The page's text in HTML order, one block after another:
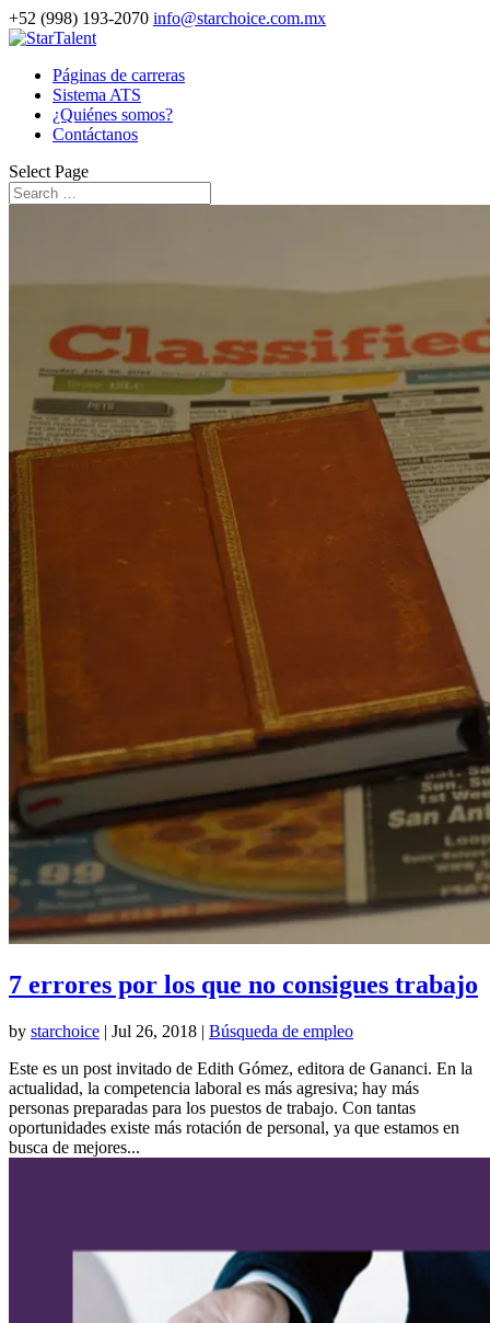
+52 (998) 193-2070 info@starchoice.com.mx
Páginas de carreras
Sistema ATS
¿Quiénes somos?
Contáctanos
Select Page
7 errores por los que no consigues trabajo
by starchoice | Jul 26, 2018 | Búsqueda de empleo
Este es un post invitado de Edith Gómez, editora de Gananci. En la
actualidad, la competencia laboral es más agresiva; hay más
personas preparadas para los puestos de trabajo. Con tantas
oportunidades existe más rotación de personal, ya que estamos en
busca de mejores...